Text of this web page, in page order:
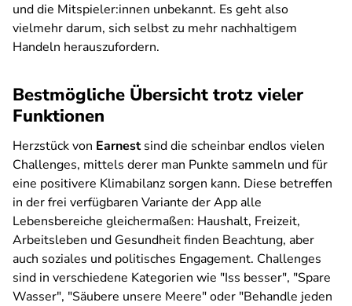
und die Mitspieler:innen unbekannt. Es geht also
vielmehr darum, sich selbst zu mehr nachhaltigem
Handeln herauszufordern.
Bestmögliche Übersicht trotz vieler
Funktionen
Herzstück von Earnestsind die scheinbar endlos vielen
Challenges, mittels derer man Punkte sammeln und für
eine positivere Klimabilanz sorgen kann. Diese betreffen
in der frei verfügbaren Variante der App alle
Lebensbereiche gleichermaßen: Haushalt, Freizeit,
Arbeitsleben und Gesundheit finden Beachtung, aber
auch soziales und politisches Engagement. Challenges
sind in verschiedene Kategorien wie "Iss besser", "Spare
Wasser", "Säubere unsere Meere" oder "Behandle jeden